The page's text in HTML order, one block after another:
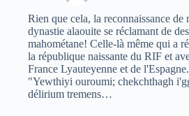
Rien que cela, la reconnaissance de
dynastie alaouite se réclamant de
mahométane! Celle-là même qui a
la république naissante du RIF et
France Lyauteyenne et de
"Yewthiyi ouroumi; chekchthagh
délirium tremens…